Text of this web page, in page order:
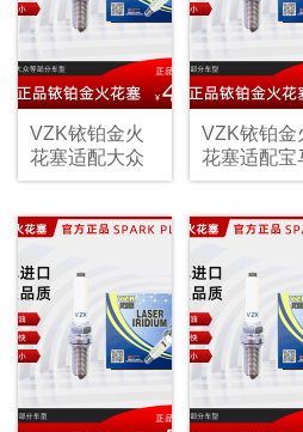
VZK铱铂金火
花塞适配大众
1675
VZK铱铂金
花塞适配宝
BMW